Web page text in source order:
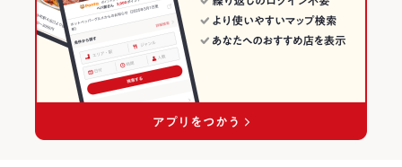
ウェディン
グパーティ
ご相談ください。
プライズ対
可